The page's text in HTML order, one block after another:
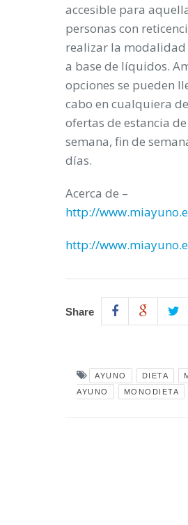
accesible para
personas con
realizar la modalidad
a base de líquidos.
opciones se pueden
cabo en cualquiera
ofertas de estancia de
semana, fin de
días.
Acerca de –
http://
http://
Share
AYUNO DIETA
AYUNO
MONODIETA